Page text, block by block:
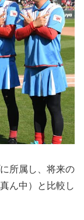
所属し、将来の
ん中）と比較し